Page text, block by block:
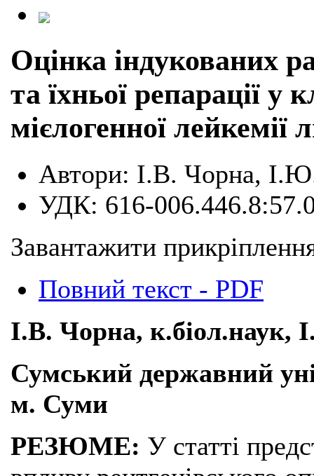
Оцінка індукованих
та їхньої репарації у
мієлогенної лейкемії
Автори: І.В. Чорна,
УДК: 616-
Завантажити
Повний текст - PDF
І.В. Чорна, к.біол.наук,
Сумський державний
м. Суми
РЕЗЮМЕ: У статті